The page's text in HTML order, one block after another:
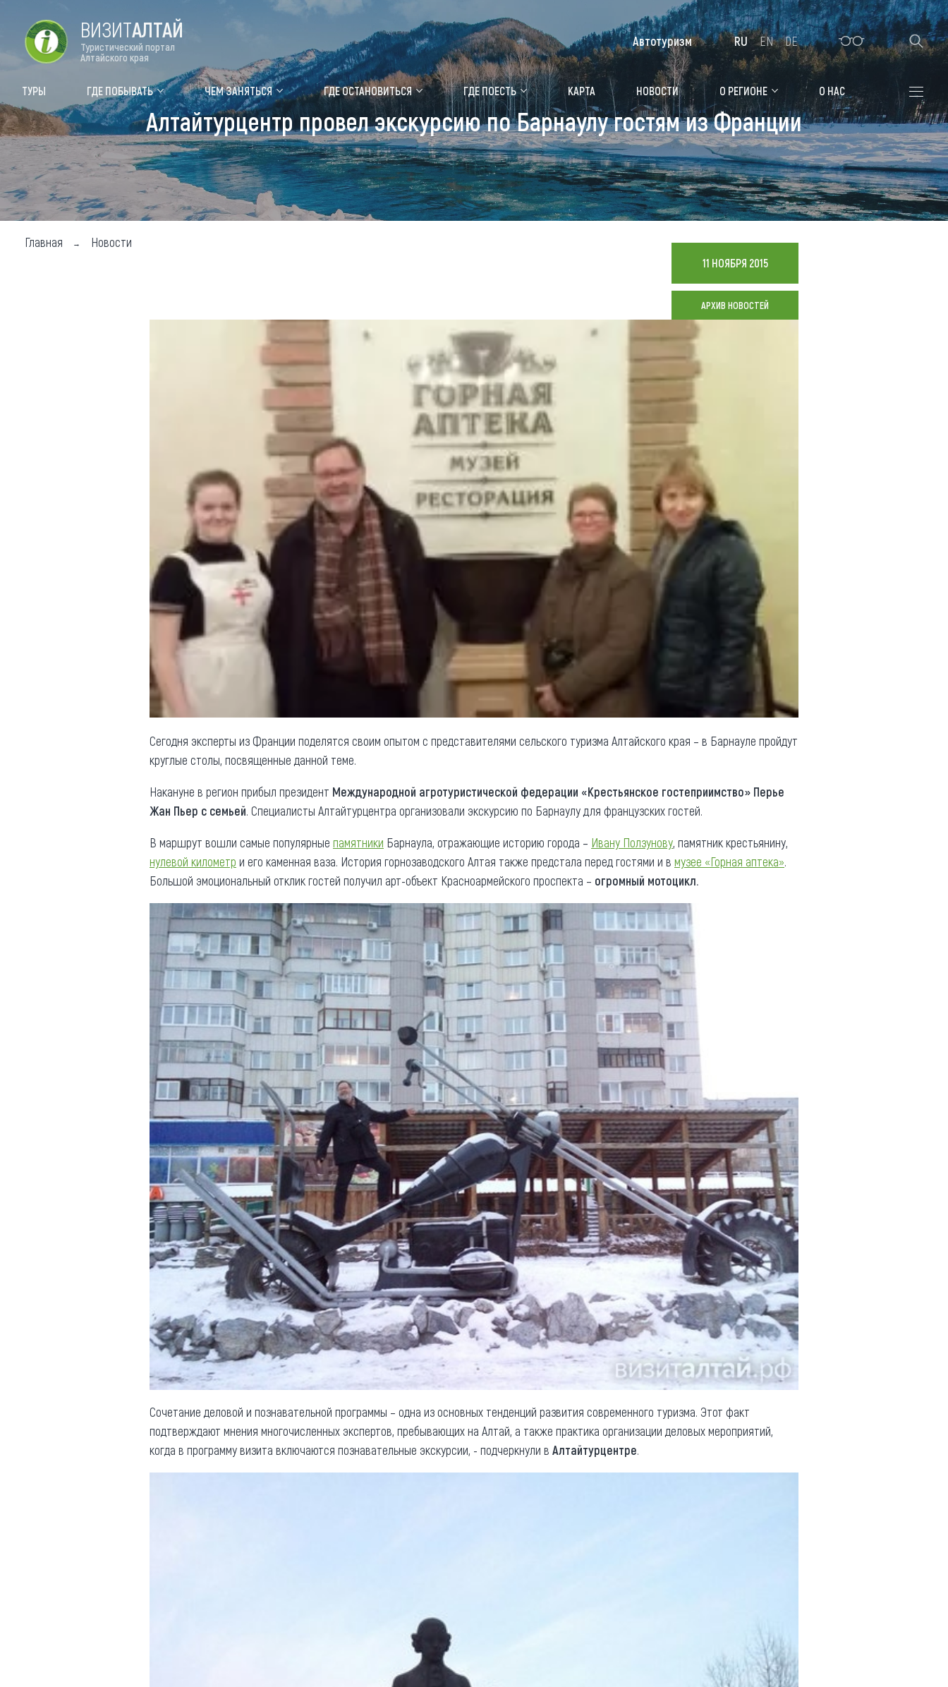
Цветение маральника Медицинский форум Алтайская зимовка
Туры Где побывать
Объекты природы
Объекты истории и культуры
Объекты развлечений
Чем заняться
Календарь событий
Аудиогид
Мой маршрут
Где остановиться
Санатории
Гостиницы, отели
Коттеджи, базы
Сельские усадьбы
Мотели, придорожные отели
Карта
Новости
Что привезти (сувениры)
О регионе
Общая информация
Как добраться
Люди, прославившие Алтай
Карты и буклеты
Реестр туроператоров
Реестр туристических
агентств Алтайского края
Противодействие коррупции
ВИЗИТАЛТАЙ
Туристический портал
Алтайского края
ТУРЫ ГДЕ ПОБЫВАТЬ ЧЕМ ЗАНЯТЬСЯ ГДЕ ОСТАНОВИТЬСЯ ГДЕ ПОЕСТЬ КАРТА НОВОСТИ О РЕГИОНЕ О НАС
Автотуризм RU EN DE
Алтайтурцентр провел экскурсию по Барнаулу гостям из Франции
Главная Новости
11 НОЯБРЯ 2015
АРХИВ НОВОСТЕЙ
Сегодня эксперты из Франции поделятся своим опытом с представителями сельского туризма Алтайского края – в Барнауле пройдут
круглые столы, посвященные данной теме.
Накануне в регион прибыл президент Международной агротуристической федерации «Крестьянское гостеприимство» Перье
Жан Пьер с семьей. Специалисты Алтайтурцентра организовали экскурсию по Барнаулу для французских гостей.
В маршрут вошли самые популярные памятники Барнаула, отражающие историю города – Ивану Ползунову, памятник крестьянину,
нулевой километр и его каменная ваза. История горнозаводского Алтая также предстала перед гостями и в музее «Горная аптека».
Большой эмоциональный отклик гостей получил арт-объект Красноармейского проспекта – огромный мотоцикл.
Сочетание деловой и познавательной программы – одна из основных тенденций развития современного туризма. Этот факт
подтверждают мнения многочисленных экспертов, пребывающих на Алтай, а также практика организации деловых мероприятий,
когда в программу визита включаются познавательные экскурсии, - подчеркнули в Алтайтурцентре.